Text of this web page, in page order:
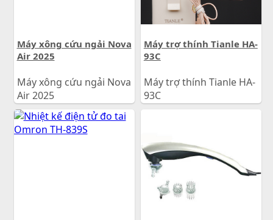
Máy xông cứu ngải Nova
Air 2025
Máy xông cứu ngải Nova
Air 2025
Giá:1.200.000đ
Máy trợ thính Tianle HA-
93C
Máy trợ thính Tianle HA-
93C